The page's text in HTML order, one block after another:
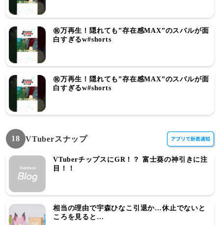
㊗️万再生！隠れても”存在感MAX”のスバルが面
白すぎるw#shorts
㊗️万再生！隠れても”存在感MAX”のスバルが面
白すぎるw#shorts
18 VTuberスナップ
VTuberチップスにGR！？ 富士葵の神引きに注
目！！
相当の理由で宇森ひなこ引退か…休止でないと
ころを見ると…